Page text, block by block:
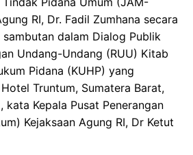
RI, Dr. Fadil Zumhana secara
dalam Dialog Publik
Undang-Undang (RUU) Kitab
Pidana (KUHP) yang
Truntum, Sumatera Barat,
Kepala Pusat Penerangan
Kejaksaan Agung RI, Dr Ketut